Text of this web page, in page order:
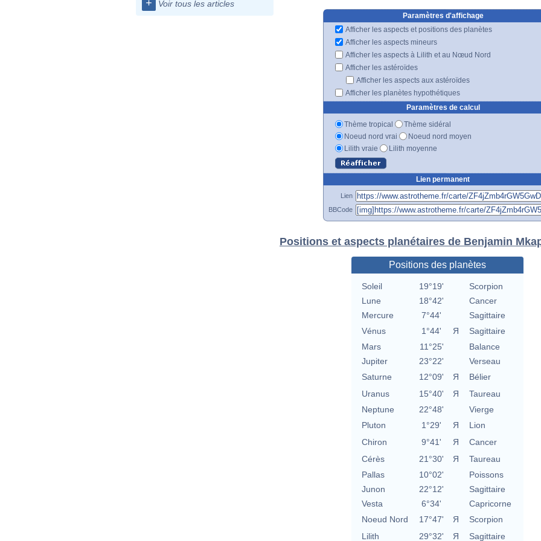
+ Voir tous les articles
Paramètres d'affichage
Afficher les aspects et positions des planètes
Afficher les aspects mineurs
Afficher les aspects à Lilith et au Nœud Nord
Afficher les astéroïdes
Afficher les aspects aux astéroïdes
Afficher les planètes hypothétiques
Paramètres de calcul
Thème tropical
Thème sidéral
Noeud nord vrai
Noeud nord moyen
Lilith vraie
Lilith moyenne
Lien permanent
Lien
BBCode
Positions et aspects planétaires de Benjamin
Positions des planètes
Soleil 19°19'
Scorpion
Lune
18°42'
Cancer
Mercure
7°44'
Sagittaire
Vénus
1°44' Я
Sagittaire
Mars
11°25'
Balance
Jupiter
23°22'
Verseau
Saturne
12°09' Я
Bélier
Uranus
15°40' Я
Taureau
Neptune
22°48'
Vierge
Pluton
1°29' Я
Lion
Chiron
9°41' Я
Cancer
Cérès
21°30' Я
Taureau
Pallas
10°02'
Poissons
Junon
22°12'
Sagittaire
Vesta
6°34'
Capricorne
Noeud Nord
17°47' Я
Scorpion
Lilith
29°32' Я Sagittaire